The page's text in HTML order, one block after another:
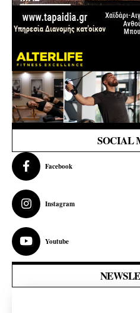
SOCIAL
Facebook
Instagram
Youtube